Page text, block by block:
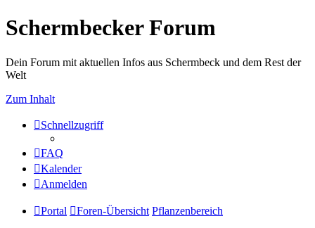
Schermbecker Forum
Dein Forum mit aktuellen Infos aus Schermbeck und dem Rest der
Welt
Zum Inhalt
Schnellzugriff
FAQ
Kalender
Anmelden
Portal Foren-Übersicht Pflanzenbereich